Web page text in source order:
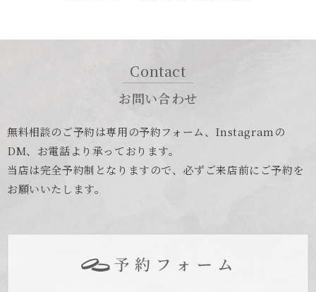
Contact
お問い合わせ
無料相談のご予約は専用の予約フォーム、Instagramの
DM、お電話より承っております。
当店は完全予約制となりますので、必ずご来店前にご予約を
お願いいたします。